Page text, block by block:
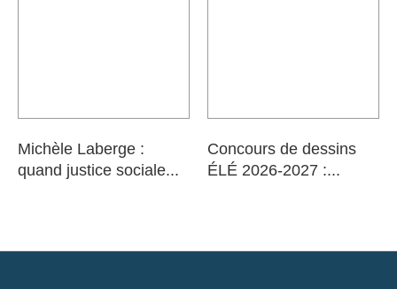
Michèle Laberge :
quand justice sociale...
Concours de dessins
ÉLÉ 2026-2027 :...